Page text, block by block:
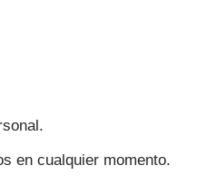
en cualquier momento.